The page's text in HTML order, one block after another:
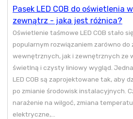
Pasek LED COB do oświetlenia
zewnątrz - jaka jest różnica?
Oświetlenie taśmowe LED COB stało
popularnym rozwiązaniem zarówno do
wewnętrznych, jak i zewnętrznych ze
świetlną i czysty liniowy wygląd.
LED COB są zaprojektowane tak, aby
po zmianie środowisk instalacyjnych.
narażenie na wilgoć, zmiana
elektryczne,...